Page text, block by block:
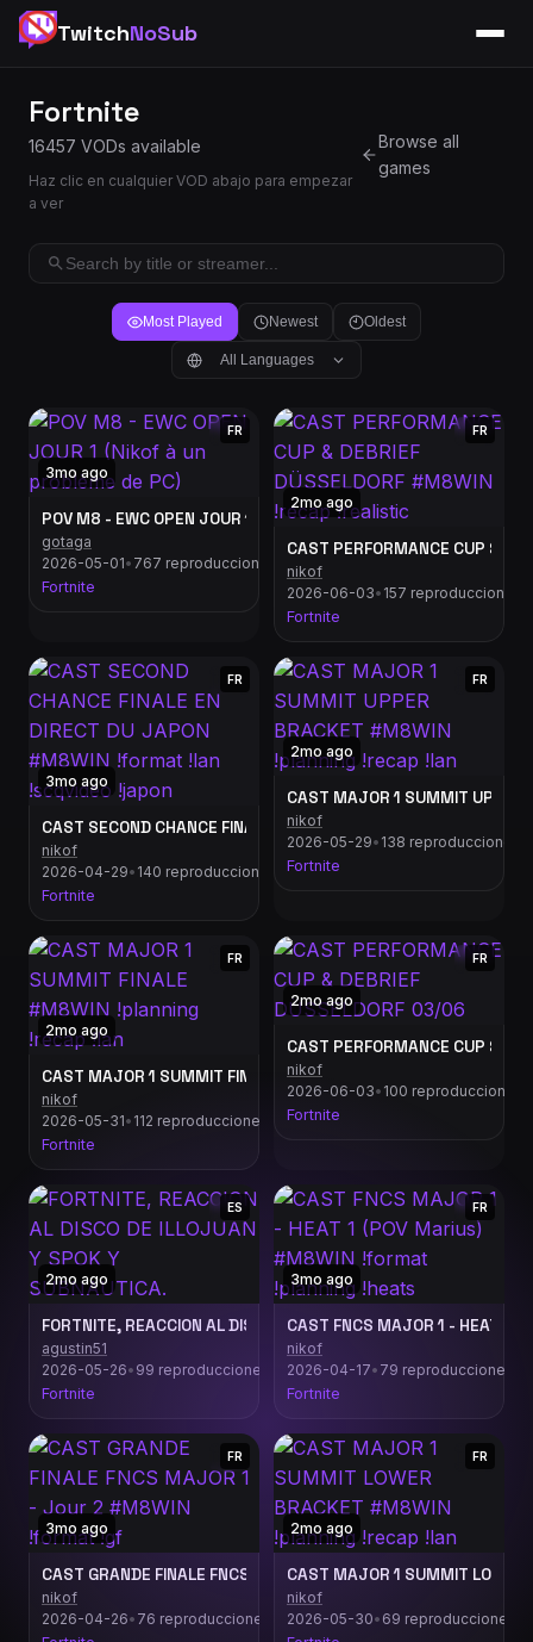
TwitchNoSub
Fortnite
16457 VODs available
Haz clic en cualquier VOD abajo para empezar
a ver
Browse all
games
Most Played Newest Oldest
All Languages
3mo ago
FR
POV M8 - EWC OPEN JOUR 1 (Nikof à un problème de PC)
gotaga
2026-05-01• 767 reproducciones
Fortnite
2mo ago
FR
CAST PERFORMANCE CUP &
nikof
2026-06-03• 157 reproducciones
Fortnite
3mo ago
FR
CAST SECOND CHANCE FINALE EN DIRECT DU JAPON
nikof
2026-04-29• 140 reproducciones
Fortnite
2mo ago
FR
CAST MAJOR 1 SUMMIT
nikof
2026-05-29• 138 reproducciones
Fortnite
2mo ago
FR
CAST MAJOR 1 SUMMIT FINALE #M8WIN !planning !recap !lan
nikof
2026-05-31• 112 reproducciones
Fortnite
2mo ago
FR
CAST PERFORMANCE CUP &
nikof
2026-06-03• 100 reproducciones
Fortnite
2mo ago
ES
FORTNITE, REACCION AL DISCO DE ILLOJUAN Y SPOK Y
agustin51
2026-05-26• 99 reproducciones
Fortnite
3mo ago
FR
CAST FNCS MAJOR 1 - HEAT
nikof
2026-04-17• 79 reproducciones
Fortnite
3mo ago
FR
CAST GRANDE FINALE FNCS MAJOR 1 - Jour 2 #M8WIN !format
nikof
2026-04-26• 76 reproducciones
2mo ago
FR
CAST MAJOR 1 SUMMIT
nikof
2026-05-30• 69 reproducciones